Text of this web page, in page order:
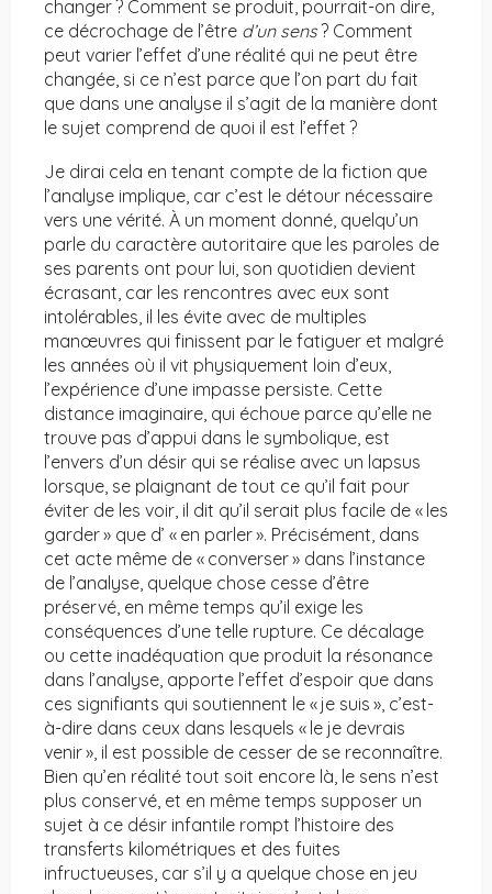
changer ? Comment se produit, pourrait-on dire,
ce décrochage de l’être d’un sens? Comment
peut varier l’effet d’une réalité qui ne peut être
changée, si ce n’est parce que l’on part du fait
que dans une analyse il s’agit de la manière dont
le sujet comprend de quoi il est l’effet ?
Je dirai cela en tenant compte de la fiction que
l’analyse implique, car c’est le détour nécessaire
vers une vérité. À un moment donné, quelqu’un
parle du caractère autoritaire que les paroles de
ses parents ont pour lui, son quotidien devient
écrasant, car les rencontres avec eux sont
intolérables, il les évite avec de multiples
manœuvres qui finissent par le fatiguer et malgré
les années où il vit physiquement loin d’eux,
l’expérience d’une impasse persiste. Cette
distance imaginaire, qui échoue parce qu’elle ne
trouve pas d’appui dans le symbolique, est
l’envers d’un désir qui se réalise avec un lapsus
lorsque, se plaignant de tout ce qu’il fait pour
éviter de les voir, il dit qu’il serait plus facile de « les
garder » que d’ « en parler ». Précisément, dans
cet acte même de « converser » dans l’instance
de l’analyse, quelque chose cesse d’être
préservé, en même temps qu’il exige les
conséquences d’une telle rupture. Ce décalage
ou cette inadéquation que produit la résonance
dans l’analyse, apporte l’effet d’espoir que dans
ces signifiants qui soutiennent le « je suis », c’est-
à-dire dans ceux dans lesquels « le je devrais
venir », il est possible de cesser de se reconnaître.
Bien qu’en réalité tout soit encore là, le sens n’est
plus conservé, et en même temps supposer un
sujet à ce désir infantile rompt l’histoire des
transferts kilométriques et des fuites
infructueuses, car s’il y a quelque chose en jeu